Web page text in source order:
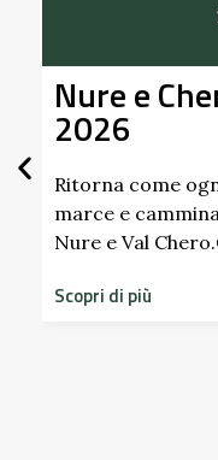
Nure e
2026
Ritorna come
marce e
Nure e Val
Scopri di più